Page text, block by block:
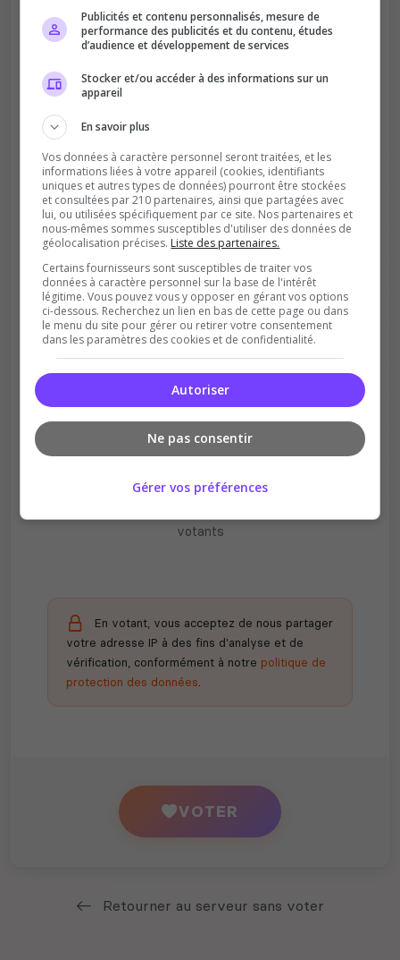
Améliore le classement
classement
Soutient la communauté
Plus de visibilité = plus de joueurs
Récompenses possibles
votants
En votant, vous acceptez de nous partager
votre adresse IP à des fins d'analyse et de
vérification, conformément à notre politique de
protection des données.
VOTER
Retourner au serveur sans voter
Publicités et contenu personnalisés, mesure de
performance des publicités et du contenu, études
d’audience et développement de services
Stocker et/ou accéder à des informations sur un
appareil
En savoir plus
Vos données à caractère personnel seront traitées, et les
informations liées à votre appareil (cookies, identifiants
uniques et autres types de données) pourront être stockées
et consultées par 210 partenaires, ainsi que partagées avec
lui, ou utilisées spécifiquement par ce site. Nos partenaires et
nous-mêmes sommes susceptibles d'utiliser des données de
géolocalisation précises. Liste des partenaires.
Certains fournisseurs sont susceptibles de traiter vos
données à caractère personnel sur la base de l'intérêt
légitime. Vous pouvez vous y opposer en gérant vos options
ci-dessous. Recherchez un lien en bas de cette page ou dans
le menu du site pour gérer ou retirer votre consentement
dans les paramètres des cookies et de confidentialité.
Autoriser
Ne pas consentir
Gérer vos préférences